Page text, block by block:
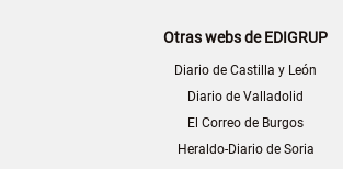
Otras webs de EDIGRUP
Diario de Castilla y León
Diario de Valladolid
El Correo de Burgos
Heraldo-Diario de Soria